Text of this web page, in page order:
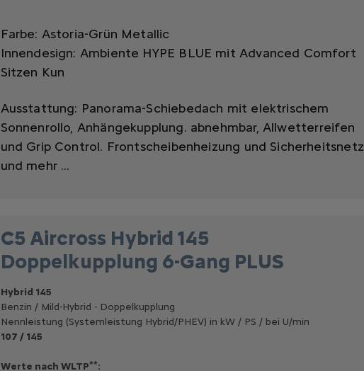
Farbe: Astoria-Grün Metallic
Innendesign: Ambiente HYPE BLUE mit Advanced Comfort
Sitzen Kun
Ausstattung: Panorama-Schiebedach mit elektrischem
Sonnenrollo, Anhängekupplung. abnehmbar, Allwetterreifen
und Grip Control. Frontscheibenheizung und Sicherheitsnetz
und mehr ...
C5 Aircross Hybrid 145
Doppelkupplung 6-Gang PLUS
Hybrid 145
Benzin / Mild-Hybrid - Doppelkupplung
Nennleistung (Systemleistung Hybrid/PHEV) in kW / PS / bei U/min
107 / 145
Werte nach WLTP**: